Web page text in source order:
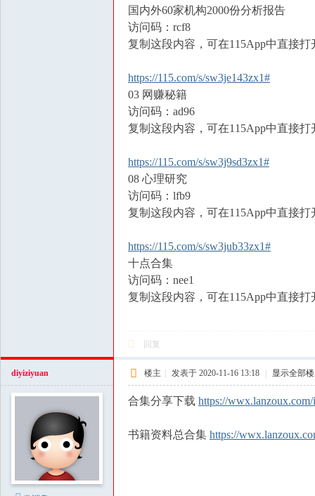
国内外60家机构2000份分析报告
访问码：rcf8
复制这段内容，可在115App中直接打
https://115.com/s/sw3je143zx1#
03 网赚秘籍
访问码：ad96
复制这段内容，可在115App中直接打
https://115.com/s/sw3j9sd3zx1#
08 心理研究
访问码：lfb9
复制这段内容，可在115App中直接打
https://115.com/s/sw3jub33zx1#
十点合集
访问码：nee1
复制这段内容，可在115App中直接打
回复
diyiziyuan 楼主 发表于 2020-11-16 13:18 显示全部
合集分享下载 https://
书籍资料总合集 https://